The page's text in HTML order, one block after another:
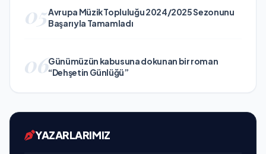
05Avrupa Müzik Topluluğu 2024/2025 Sezonunu
Başarıyla Tamamladı
06Günümüzün kabusuna dokunan bir roman
“Dehşetin Günlüğü”
YAZARLARIMIZ